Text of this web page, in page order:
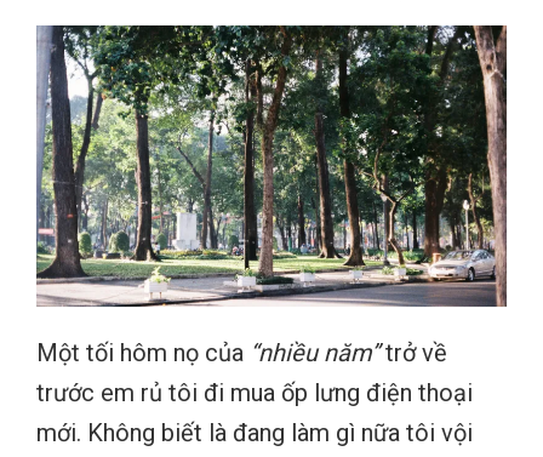
Một tối hôm nọ của “nhiều năm”trở về
trước em rủ tôi đi mua ốp lưng điện thoại
mới. Không biết là đang làm gì nữa tôi vội